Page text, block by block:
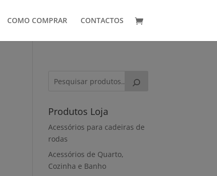
COMO COMPRAR CONTACTOS
Produtos Loja
Acessórios para cadeiras de
rodas
Acessórios de Quarto,
Cozinha e Banho